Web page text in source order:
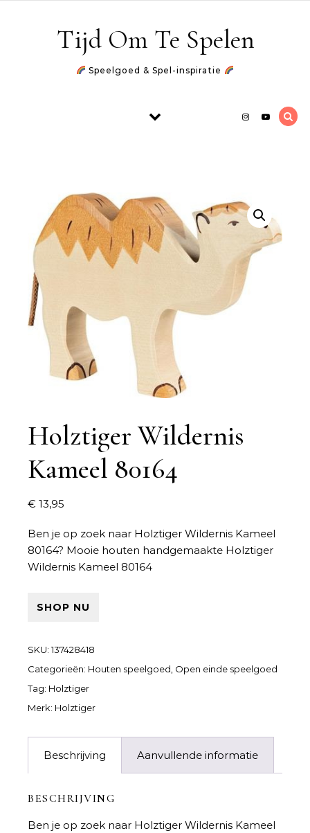
Tijd Om Te Spelen
Speelgoed & Spel-inspiratie
Holztiger Wildernis
Kameel 80164
€ 13,95
Ben je op zoek naar Holztiger Wildernis Kameel
80164? Mooie houten handgemaakte Holztiger
Wildernis Kameel 80164
SHOP NU
SKU:137428418
Categorieën: Houten speelgoed Open einde speelgoed
Tag: Holztiger
Merk: Holztiger
Beschrijving Aanvullende informatie
BESCHRIJVING
Ben je op zoek naar Holztiger Wildernis Kameel